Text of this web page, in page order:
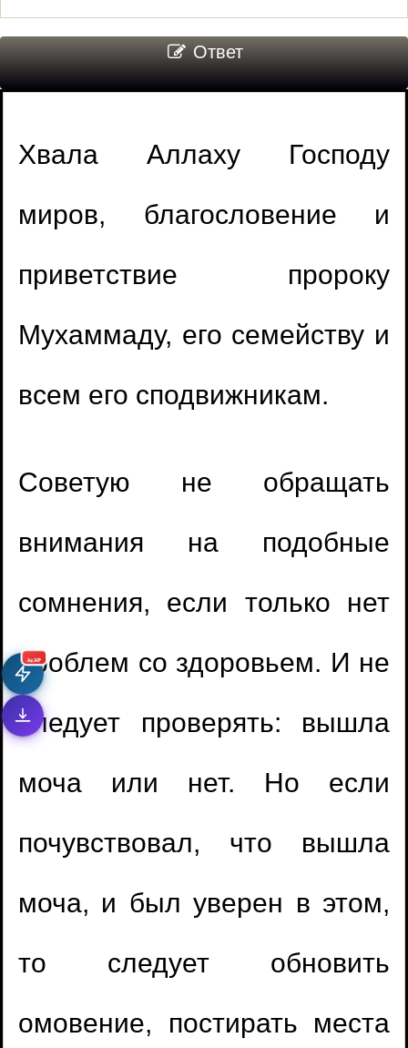
جديد
Ответ
Хвала Аллаху Господу
миров, благословение и
приветствие пророку
Мухаммаду, его семейству и
всем его сподвижникам.
Советую не обращать
внимания на подобные
сомнения, если только нет
проблем со здоровьем. И не
следует проверять: вышла
моча или нет. Но если
почувствовал, что вышла
моча, и был уверен в этом,
то следует обновить
омовение, постирать места
1.Время ночной молитвы
2.Совмещать молитвы во время дождя
3.Ошибся в ташаххуде
придерживается нововведений
1.Дуа в молитве за людей, упоминая их